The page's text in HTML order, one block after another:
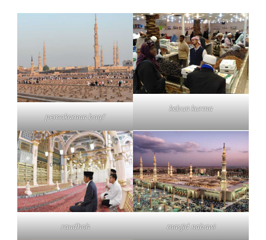
pemakaman baqi’
kebun kurma
raudhoh masjid nabawi